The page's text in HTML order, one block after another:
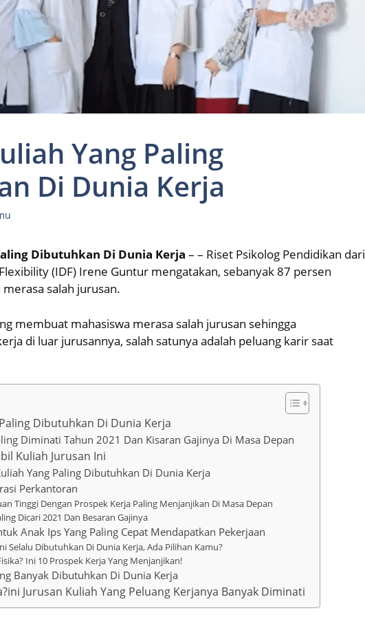
Yang Paling
Di Dunia Kerja
Dibutuhkan Di Dunia Kerja – – Riset Psikolog Pendidikan dari
(IDF) Irene Guntur mengatakan, sebanyak 87 persen
salah jurusan.
membuat mahasiswa merasa salah jurusan sehingga
di luar jurusannya, salah satunya adalah peluang karir saat
Dibutuhkan Di Dunia Kerja
Diminati Tahun 2021 Dan Kisaran Gajinya Di Masa Depan
Kuliah Jurusan Ini
Yang Paling Dibutuhkan Di Dunia Kerja
Perkantoran
Tinggi Dengan Prospek Kerja Paling Menjanjikan Di Masa Depan
Dicari 2021 Dan Besaran Gajinya
Anak Ips Yang Paling Cepat Mendapatkan Pekerjaan
Selalu Dibutuhkan Di Dunia Kerja, Ada Pilihan Kamu?
Ini 10 Prospek Kerja Yang Menjanjikan!
Banyak Dibutuhkan Di Dunia Kerja
Jurusan Kuliah Yang Peluang Kerjanya Banyak Diminati